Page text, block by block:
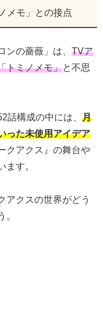
メモ」との接点
ンの薔薇」は、 TVア
トミノメモ」と不思
話構成の中には、 月
った未使用アイデア
クアクス』の舞台や
ます。
アクスの世界がどう
。